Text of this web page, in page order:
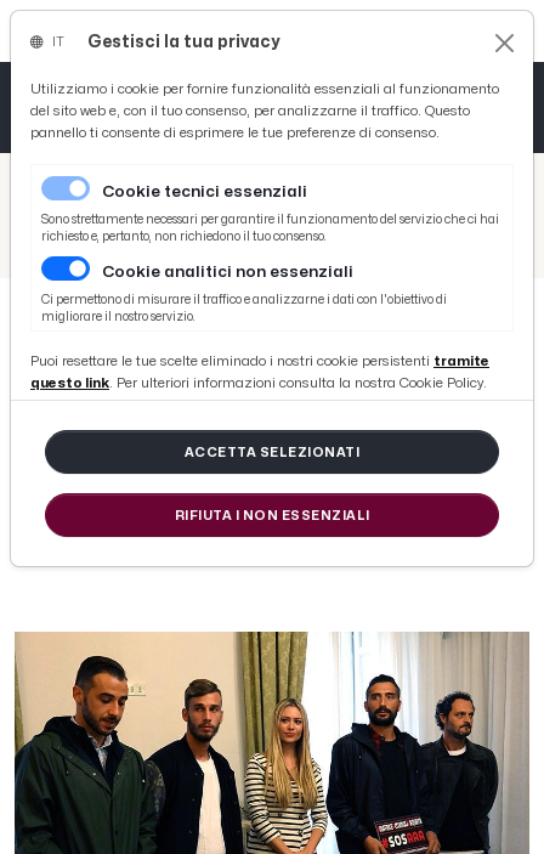
/ Picenotime
/ Ascoli Time
Ascoli Picchio, Lazzari: “Continuate ad aiutarci nella raccolta fondi SOSAAA”
Ascoli Picchio, Lazzari:
“Continuate ad aiutarci nella
raccolta fondi SOSAAA”
di Redazione Picenotime
Gestisci la tua privacy
Utilizziamo i cookie per fornire funzionalità essenziali al funzionamento
del sito web e, con il tuo consenso, per analizzarne il traffico. Questo
pannello ti consente di esprimere le tue preferenze di consenso.
Cookie tecnici essenziali
Sono strettamente necessari per garantire il funzionamento del servizio che ci hai
richiesto e, pertanto, non richiedono il tuo consenso.
Cookie analitici non essenziali
Ci permettono di misurare il traffico e analizzarne i dati con l'obiettivo di
migliorare il nostro servizio.
Puoi resettare le tue scelte eliminado i nostri cookie persistenti tramite
questo link. Per ulteriori informazioni consulta la nostra Cookie Policy.
ACCETTA SELEZIONATI
RIFIUTA I NON ESSENZIALI
Tutto News
Tutto Sport
Basket
Ciclismo
Tutto Curiosità